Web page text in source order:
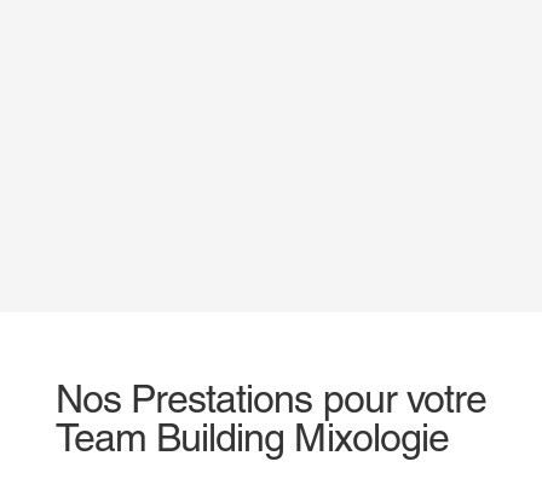
Nos Prestations pour votre
Team Building Mixologie